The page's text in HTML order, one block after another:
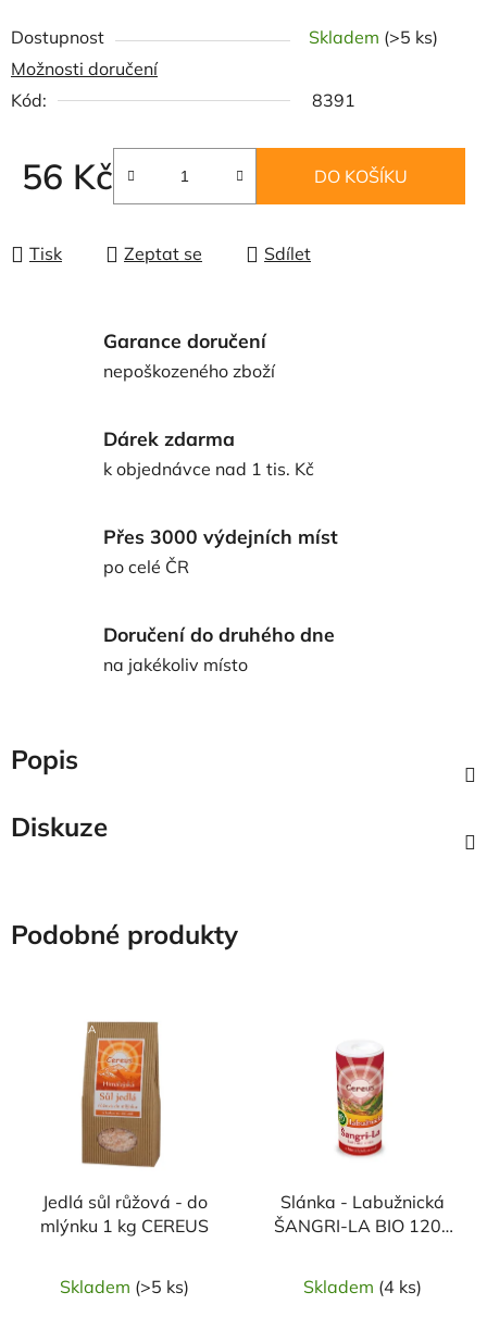
Dostupnost Skladem (>5 ks)
Možnosti doručení
Kód:
8391
56 Kč
Měrná cena:
DO KOŠÍKU
Tisk Zeptat se Sdílet
Garance doručení
nepoškozeného zboží
Dárek zdarma
k objednávce nad 1 tis. Kč
Přes 3000 výdejních míst
po celé ČR
Doručení do druhého dne
na jakékoliv místo
Popis
Diskuze
Podobné produkty
VOLBA
Jedlá sůl růžová - do
mlýnku 1 kg CEREUS
Skladem (>5 ks)
Slánka - Labužnická
ŠANGRI-LA BIO 120g
Skladem (4 ks)